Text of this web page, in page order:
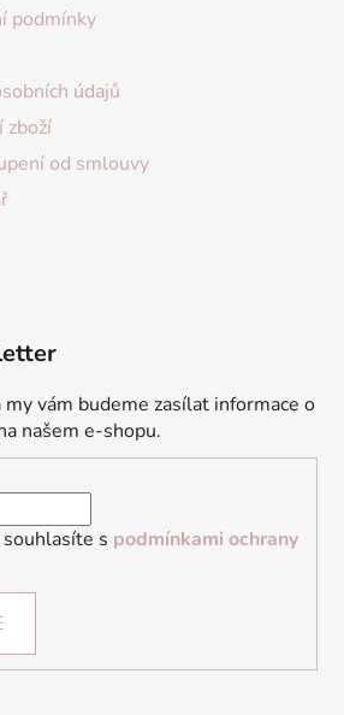
podmínky
údajů
zboží
od smlouvy
vám budeme zasílat informace o
našem e-shopu.
s podmínkami ochrany